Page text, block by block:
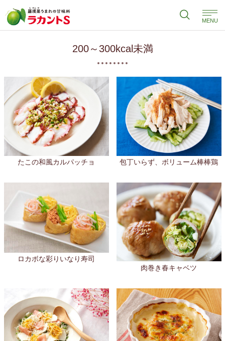
MENU
200～300kcal未満
たこの和風カルパッチョ 包丁いらず、ボリューム棒棒鶏
ロカボな彩りいなり寿司
肉巻き春キャベツ